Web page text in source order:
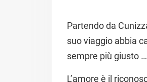
Partendo da
suo viaggio abbia
sempre più giusto …
L’amore è il